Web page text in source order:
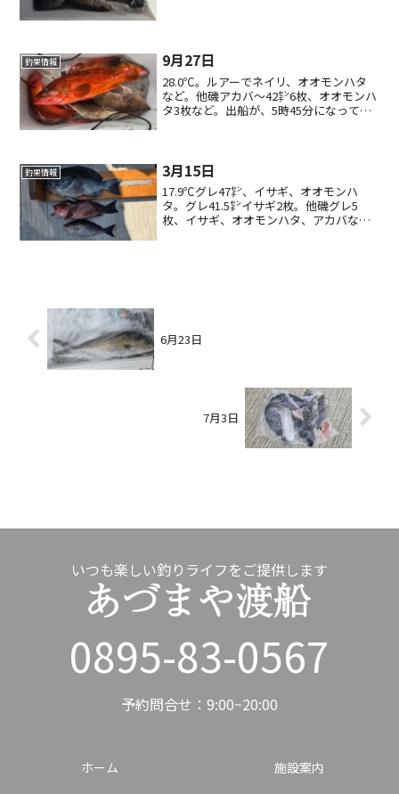
釣果情報 9月27日
28.0℃。ルアーでネイリ、オオモンハタ
など。他磯アカバ〜42㌢6枚、オオモンハ
タ3枚など。出船が、5時45分になってま
釣果情報 3月15日
17.9℃グレ47㌢、イサギ、オオモンハ
タ。グレ41.5㌢イサギ2枚。他磯グレ5
枚、イサギ、オオモンハタ、アカバな
6月23日
7月3日
いつも楽しい釣りライフをご提供します
0895-83-0567
予約問合せ：9:00~20:00
ホーム 施設案内